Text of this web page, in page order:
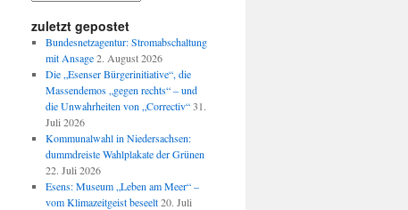
zuletzt gepostet
Bundesnetzagentur: Stromabschaltung
mit Ansage 2. August 2026
Die „Esenser Bürgerinitiative“, die
Massendemos „gegen rechts“ – und
die Unwahrheiten von „Correctiv“ 31.
Juli 2026
Kommunalwahl in Niedersachsen:
dummdreiste Wahlplakate der Grünen
22. Juli 2026
Esens: Museum „Leben am Meer“ –
vom Klimazeitgeist beseelt 20. Juli